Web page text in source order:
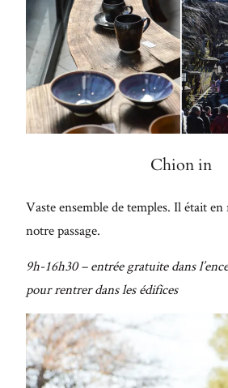
Chion in
Vaste ensemble de temples. Il était
notre passage.
9h-16h30 – entrée gratuite dans
pour rentrer dans les édifices